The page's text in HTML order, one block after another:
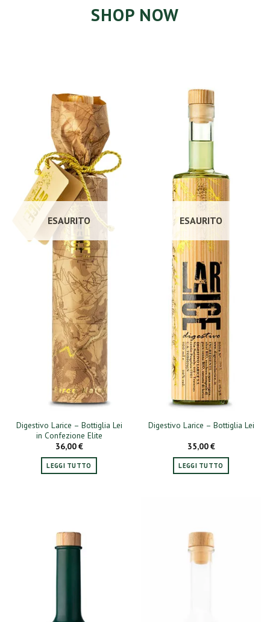
SHOP NOW
ESAURITO
Digestivo Larice – Bottiglia Lei
in Confezione Elite
36,00€
LEGGI TUTTO
ESAURITO
Digestivo Larice – Bottiglia Lei
35,00€
LEGGI TUTTO